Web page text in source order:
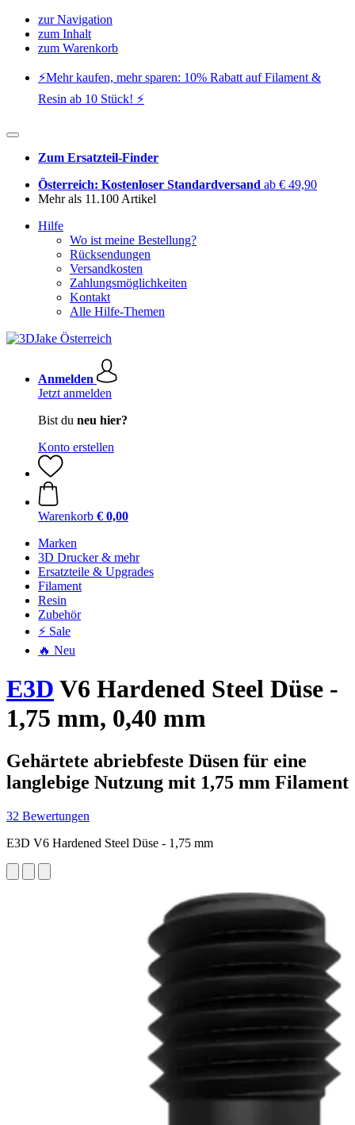
zur Navigation
zum Inhalt
zum Warenkorb
⚡️Mehr kaufen, mehr sparen: 10% Rabatt auf Filament &
Resin ab 10 Stück! ⚡️
Zum Ersatzteil-Finder
Österreich: Kostenloser Standardversand ab € 49,90
Mehr als 11.100 Artikel
Hilfe
Wo ist meine Bestellung?
Rücksendungen
Versandkosten
Zahlungsmöglichkeiten
Kontakt
Alle Hilfe-Themen
Anmelden
Jetzt anmelden
Bist du neu hier?
Konto erstellen
Warenkorb € 0,00
Marken
3D Drucker & mehr
Ersatzteile & Upgrades
Filament
Resin
Zubehör
⚡ Sale
🔥 Neu
E3D V6 Hardened Steel Düse -
1,75 mm, 0,40 mm
Gehärtete abriebfeste Düsen für eine
langlebige Nutzung mit 1,75 mm Filament
32 Bewertungen
E3D V6 Hardened Steel Düse - 1,75 mm